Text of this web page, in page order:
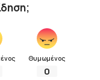
Θυμωμένος
0